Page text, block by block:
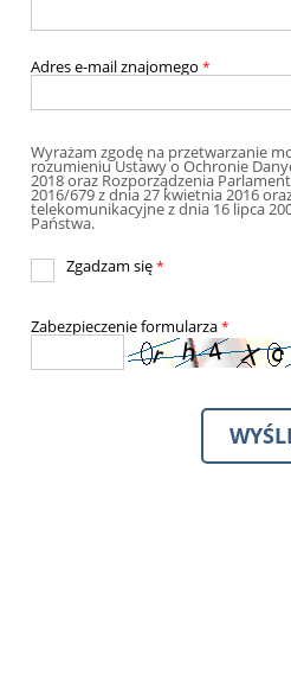
Adres e-mail znajomego *
Wyrażam zgodę na przetwarzanie
rozumieniu Ustawy o Ochronie
2018 oraz Rozporządzenia
2016/679 z dnia 27 kwietnia 2016
telekomunikacyjne z dnia 16 lipca 2004 przez
Państwa.
Zgadzam się *
Zabezpieczenie formularza *